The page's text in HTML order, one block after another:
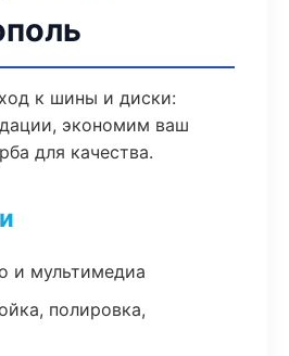
к шины и диски:
экономим ваш
для качества.
и мультимедиа
полировка,